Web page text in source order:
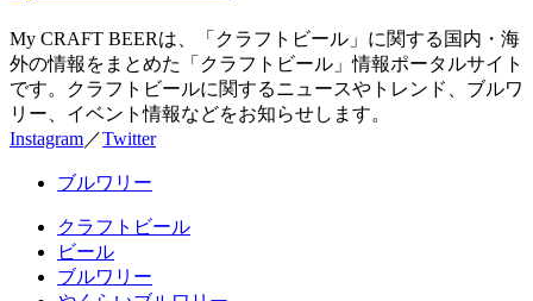
My CRAFT BEERは、「クラフトビール」に関する国内・海
外の情報をまとめた「クラフトビール」情報ポータルサイト
です。クラフトビールに関するニュースやトレンド、ブルワ
リー、イベント情報などをお知らせします。
Instagram／Twitter
ブルワリー
クラフトビール
ビール
ブルワリー